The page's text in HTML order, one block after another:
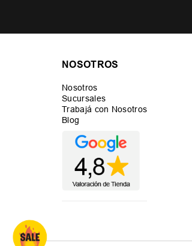
NOSOTROS
Nosotros
Sucursales
Trabajá con Nosotros
Blog